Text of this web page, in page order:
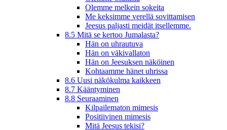
Olemme melkein sokeita
Me keksimme verellä sovittamisen
Jeesus paljasti meidät itsellemme.
8.5 Mitä se kertoo Jumalasta?
Hän on uhrautuva
Hän on väkivallaton
Hän on Jeesuksen näköinen
Kohtaamme hänet uhrissa
8.6 Uusi näkökulma kaikkeen
8.7 Kääntyminen
8.8 Seuraaminen
Kilpailematon mimesis
Positiivinen mimesis
Mitä Jeesus tekisi?